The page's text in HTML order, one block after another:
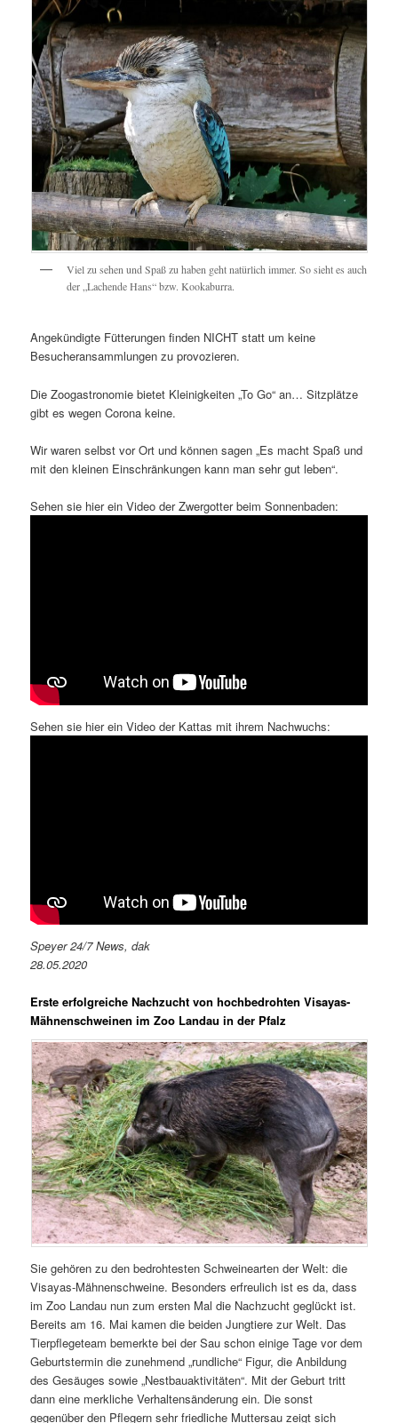
Viel zu sehen und Spaß zu haben geht natürlich immer. So sieht es auch
der „Lachende Hans“ bzw. Kookaburra.
Angekündigte Fütterungen finden NICHT statt um keine
Besucheransammlungen zu provozieren.
Die Zoogastronomie bietet Kleinigkeiten „To Go“ an… Sitzplätze
gibt es wegen Corona keine.
Wir waren selbst vor Ort und können sagen „Es macht Spaß und
mit den kleinen Einschränkungen kann man sehr gut leben“.
Sehen sie hier ein Video der Zwergotter beim Sonnenbaden:
Sehen sie hier ein Video der Kattas mit ihrem Nachwuchs:
Speyer 24/7 News, dak
28.05.2020
Erste erfolgreiche Nachzucht von hochbedrohten Visayas-
Mähnenschweinen im Zoo Landau in der Pfalz
Sie gehören zu den bedrohtesten Schweinearten der Welt: die
Visayas-Mähnenschweine. Besonders erfreulich ist es da, dass
im Zoo Landau nun zum ersten Mal die Nachzucht geglückt ist.
Bereits am 16. Mai kamen die beiden Jungtiere zur Welt. Das
Tierpflegeteam bemerkte bei der Sau schon einige Tage vor dem
Geburtstermin die zunehmend „rundliche“ Figur, die Anbildung
des Gesäuges sowie „Nestbauaktivitäten“. Mit der Geburt tritt
dann eine merkliche Verhaltensänderung ein. Die sonst
gegenüber den Pflegern sehr friedliche Muttersau zeigt sich